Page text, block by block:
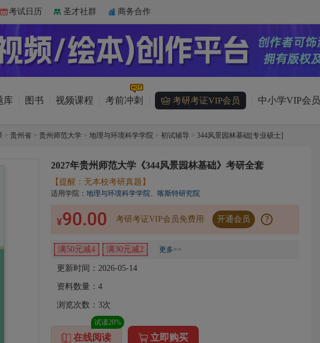
考试日历 圣才社群 商务合作
库 图书 视频课程 考前冲刺 考研考证VIP会员 中小学VIP会员
> 贵州省 > 贵州师范大学 > 地理与环境科学学院 > 初试辅导 > 344风景园林基础[专业硕士]
2027年贵州师范大学《344风景园林基础》考研全套
【提醒：无本校考研真题】
适用学院： 地理与环境科学学院、 喀斯特研究院
¥90.00 考研考证VIP会员免费用 开通会员 ?
满50元减4 满30元减2 更多>>
更新时间：2026-05-14
资料数量： 4
浏览次数： 3次
在线阅读
试读20%
立即购买